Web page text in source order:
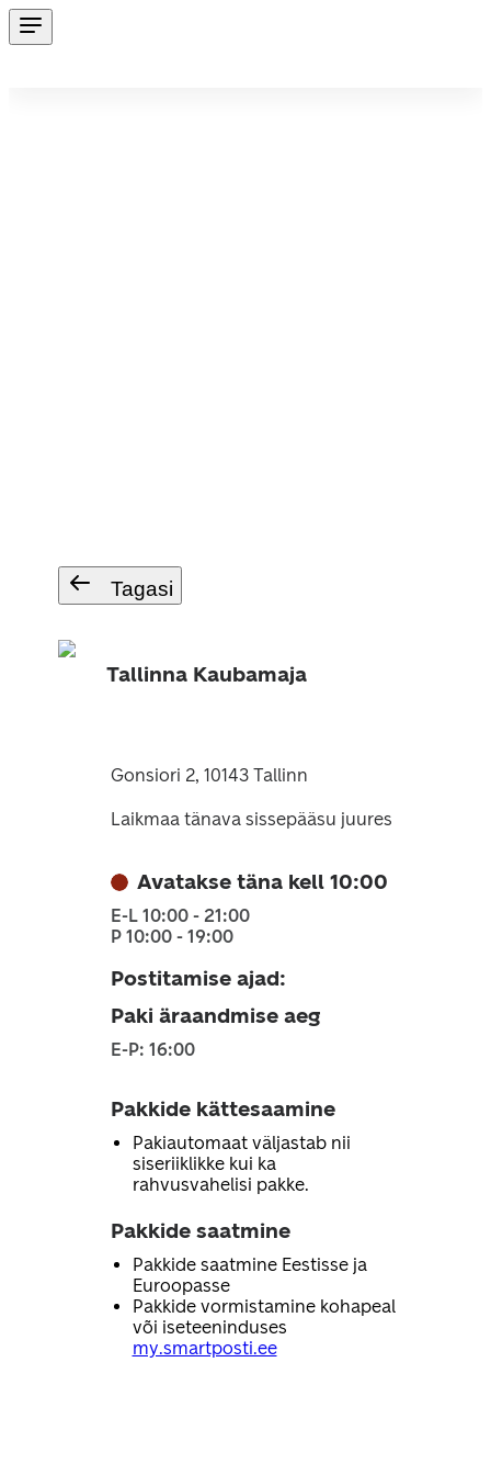
Tagasi
Tallinna Kaubamaja
Gonsiori 2, 10143 Tallinn
Laikmaa tänava sissepääsu juures
Avatakse täna kell 10:00
E-L 10:00 - 21:00
P 10:00 - 19:00
Postitamise ajad:
Paki äraandmise aeg
E-P: 16:00
Pakkide kättesaamine
Pakiautomaat väljastab nii
siseriiklikke kui ka
rahvusvahelisi pakke.
Pakkide saatmine
Pakkide saatmine Eestisse ja
Euroopasse
Pakkide vormistamine kohapeal
või iseteeninduses
my.smartposti.ee